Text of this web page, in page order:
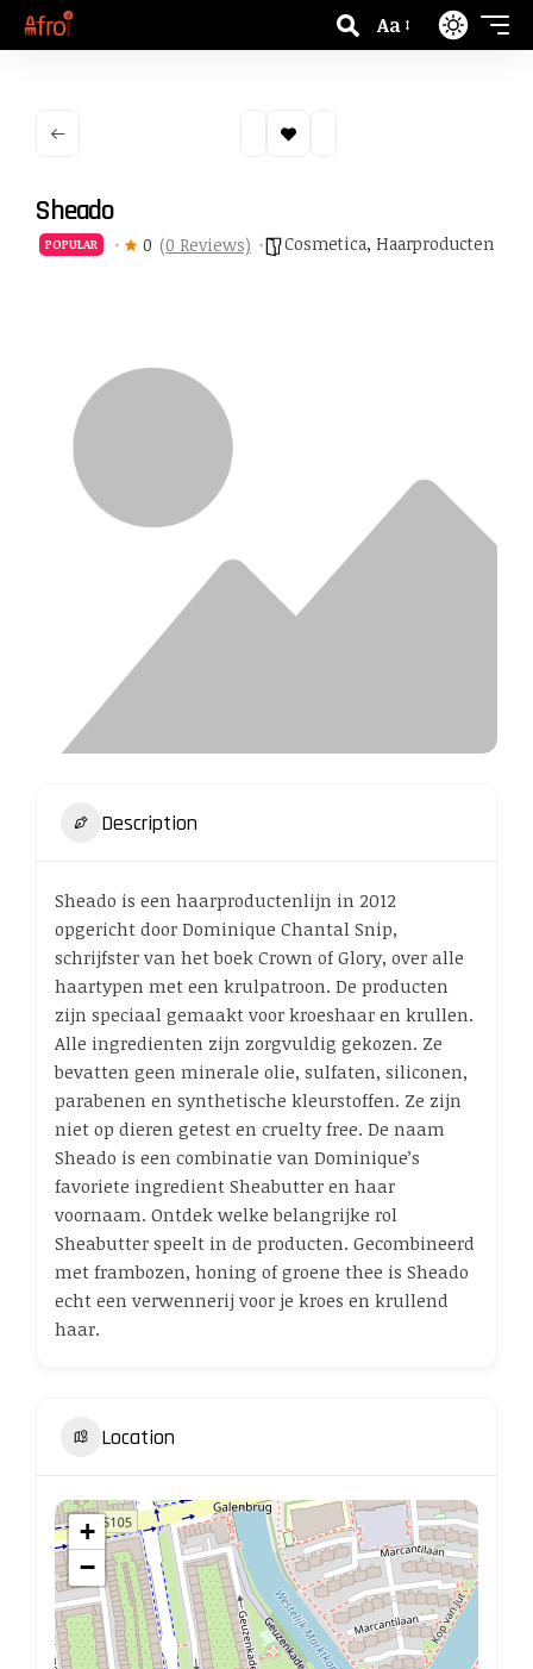
Aa
Sheado
POPULAR 0 (0 Reviews) Cosmetica, Haarproducten
Description
Sheado is een haarproductenlijn in 2012
opgericht door Dominique Chantal Snip,
schrijfster van het boek Crown of Glory, over alle
haartypen met een krulpatroon. De producten
zijn speciaal gemaakt voor kroeshaar en krullen.
Alle ingredienten zijn zorgvuldig gekozen. Ze
bevatten geen minerale olie, sulfaten, siliconen,
parabenen en synthetische kleurstoffen. Ze zijn
niet op dieren getest en cruelty free. De naam
Sheado is een combinatie van Dominique’s
favoriete ingredient Sheabutter en haar
voornaam. Ontdek welke belangrijke rol
Sheabutter speelt in de producten. Gecombineerd
met frambozen, honing of groene thee is Sheado
echt een verwennerij voor je kroes en krullend
haar.
Location
+
−